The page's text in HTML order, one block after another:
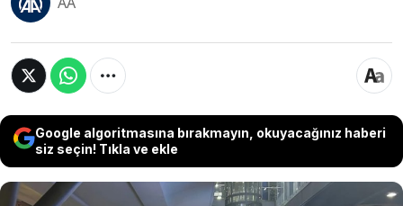
Google algoritmasına bırakmayın, okuyacağınız haberi
siz seçin! Tıkla ve ekle